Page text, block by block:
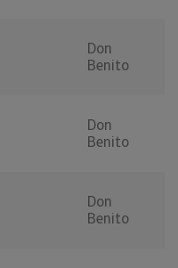
Don
Benito
Don
Benito
Don
Benito